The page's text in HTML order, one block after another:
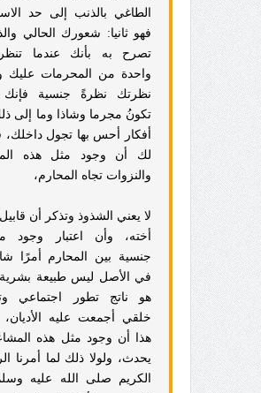
الطاغي بالذنب إلى حد
فهو ثانيا: شعورك الحالي
تصرح به بأنك عندما
واحدة من المحرمات عليك
نظرتك نظرةً جنسية فإنك
تكونُ مجرما وشاذا وما إلى
أفكار أحس بها تجول داخلك،
لك أن وجود مثل هذه
والنزوات تجاه المحارم،
لا يعني الشذوذ وتذكر أن
أخته، وأن اعتبار وجود
جنسية بين المحارم أمرًا
في الأصل ليس طبيعة بشرية
هو ناتج تطور اجتماعي
خلقي أجمعت عليه
هذا أن وجود مثل هذه
يحدث، ولولا ذلك لما أمرنا
الكريم صلى الله عليه